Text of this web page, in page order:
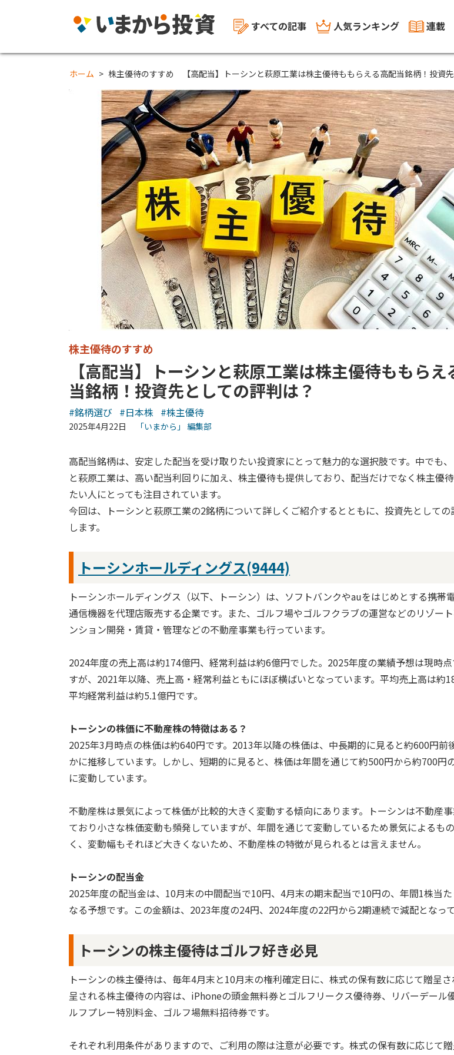
すべての記事 人気ランキング 連載
ホーム 株主優待のすすめ 【高配当】トーシンと萩原工業は株主優待ももらえる高配当銘柄！投資
株主優待のすすめ
【高配当】トーシンと萩原工業は株主優待ももらえ
当銘柄！投資先としての評判は？
#銘柄選び #日本株 #株主優待
2025年4月22日 「いまから」 編集部
高配当銘柄は、安定した配当を受け取りたい投資家にとって魅力的な選択肢です。中でも
と萩原工業は、高い配当利回りに加え、株主優待も提供しており、配当だけでなく株主優
たい人にとっても注目されています。
今回は、トーシンと萩原工業の2銘柄について詳しくご紹介するとともに、投資先としての
します。
トーシンホールディングス(9444)
トーシンホールディングス（以下、トーシン）は、ソフトバンクやauをはじめとする携帯
通信機器を代理店販売する企業です。また、ゴルフ場やゴルフクラブの運営などのリゾー
ンション開発・賃貸・管理などの不動産事業も行っています。
2024年度の売上高は約174億円、経常利益は約6億円でした。2025年度の業績予想は現時
すが、2021年以降、売上高・経常利益ともにほぼ横ばいとなっています。平均売上高は約
平均経常利益は約5.1億円です。
トーシンの株価に不動産株の特徴はある？
2025年3月時点の株価は約640円です。2013年以降の株価は、中長期的に見ると約600円前
かに推移しています。しかし、短期的に見ると、株価は年間を通じて約500円から約700円
に変動しています。
不動産株は景気によって株価が比較的大きく変動する傾向にあります。トーシンは不動産
ており小さな株価変動も頻発していますが、年間を通じて変動しているため景気によるも
く、変動幅もそれほど大きくないため、不動産株の特徴が見られるとは言えません。
トーシンの配当金
2025年度の配当金は、10月末の中間配当で10円、4月末の期末配当で10円の、年間1株当た
なる予想です。この金額は、2023年度の24円、2024年度の22円から2期連続で減配となって
トーシンの株主優待はゴルフ好き必見
トーシンの株主優待は、毎年4月末と10月末の権利確定日に、株式の保有数に応じて贈呈さ
呈される株主優待の内容は、iPhoneの頭金無料券とゴルフリークス優待券、リバーデール
ルフプレー特別料金、ゴルフ場無料招待券です。
それぞれ利用条件がありますので、ご利用の際は注意が必要です。株式の保有数に応じて